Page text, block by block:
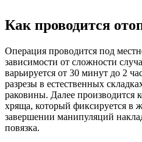
Как проводится
Операция проводится под
зависимости от сложности
варьируется от 30 минут до 2
разрезы в естественных
раковины. Далее
хряща, который фиксируется в
завершении манипуляций
повязка.